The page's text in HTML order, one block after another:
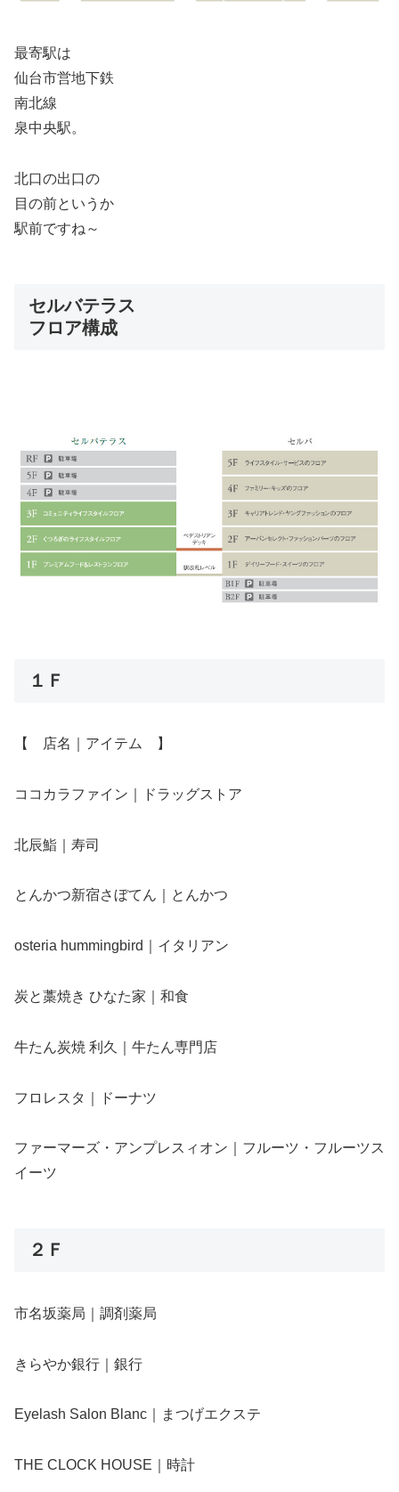
最寄駅は
仙台市営地下鉄
南北線
泉中央駅。
北口の出口の
目の前というか
駅前ですね～
セルバテラス
フロア構成
１Ｆ
【 店名｜アイテム 】
ココカラファイン｜ドラッグストア
北辰鮨｜寿司
とんかつ新宿さぼてん｜とんかつ
osteria hummingbird｜イタリアン
炭と藁焼き ひなた家｜和食
牛たん炭焼 利久｜牛たん専門店
フロレスタ｜ドーナツ
ファーマーズ・アンプレスィオン｜フルーツ・フルーツス
イーツ
２Ｆ
市名坂薬局｜調剤薬局
きらやか銀行｜銀行
Eyelash Salon Blanc｜まつげエクステ
THE CLOCK HOUSE｜時計